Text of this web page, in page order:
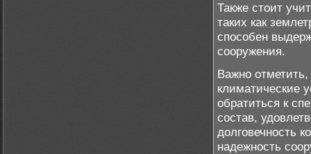
Также стоит
таких как
способен
сооружения.
Важно
климатические
обратиться к
состав,
долговечность
надежность